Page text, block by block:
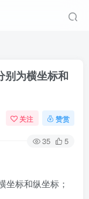
为横坐标和
关注 赞赏
35 5
坐标和纵坐标；